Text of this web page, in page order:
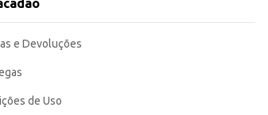
e Devoluções
de Uso